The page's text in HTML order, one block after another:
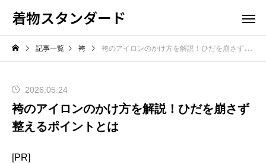
着物スタンダード
記事一覧 袴 袴のアイロンのかけ方を解説！ひだを崩さず整えるポイントとは
2026.05.24
袴のアイロンのかけ方を解説！ひだを崩さず
整えるポイントとは
[PR]